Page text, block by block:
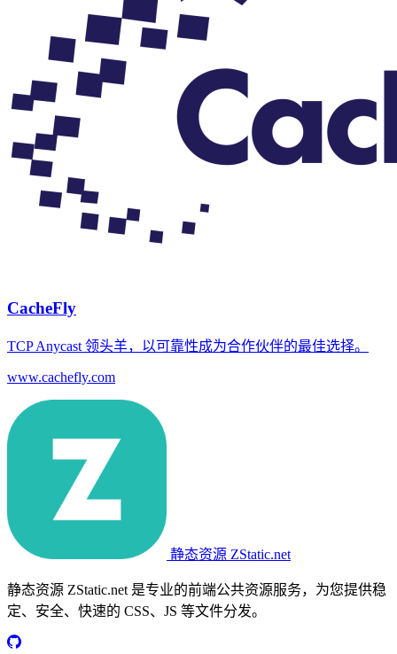
CacheFly
TCP Anycast 领头羊，以可靠性成为合作伙伴的最佳选择。
www.cachefly.com
静态资源 ZStatic.net
静态资源 ZStatic.net 是专业的前端公共资源服务，为您提供稳
定、安全、快速的 CSS、JS 等文件分发。